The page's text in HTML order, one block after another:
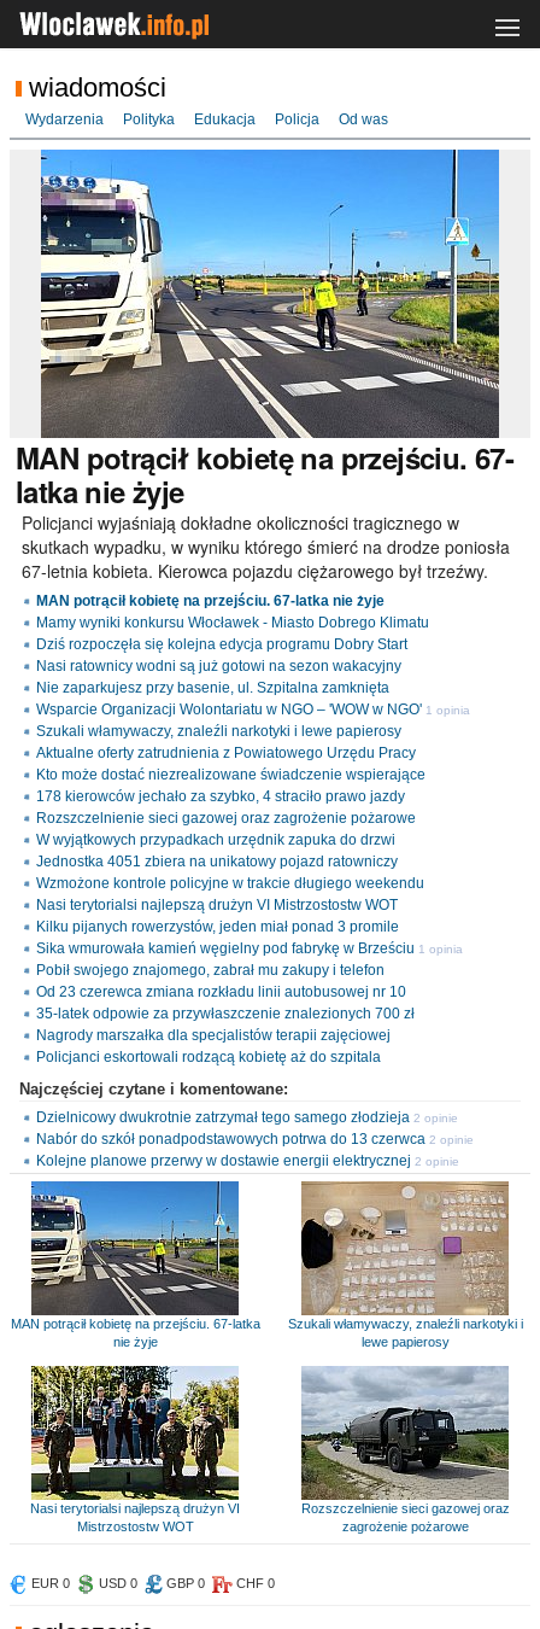
wiadomości
Wydarzenia Polityka Edukacja Policja Od was
MAN potrącił kobietę na przejściu. 67-
latka nie żyje
Policjanci wyjaśniają dokładne okoliczności tragicznego w
skutkach wypadku, w wyniku którego śmierć na drodze poniosła
67-letnia kobieta. Kierowca pojazdu ciężarowego był trzeźwy.
MAN potrącił kobietę na przejściu. 67-latka nie żyje
Mamy wyniki konkursu Włocławek - Miasto Dobrego Klimatu
Dziś rozpoczęła się kolejna edycja programu Dobry Start
Nasi ratownicy wodni są już gotowi na sezon wakacyjny
Nie zaparkujesz przy basenie, ul. Szpitalna zamknięta
Wsparcie Organizacji Wolontariatu w NGO – 'WOW w NGO' 1 opinia
Szukali włamywaczy, znaleźli narkotyki i lewe papierosy
Aktualne oferty zatrudnienia z Powiatowego Urzędu Pracy
Kto może dostać niezrealizowane świadczenie wspierające
178 kierowców jechało za szybko, 4 straciło prawo jazdy
Rozszczelnienie sieci gazowej oraz zagrożenie pożarowe
W wyjątkowych przypadkach urzędnik zapuka do drzwi
Jednostka 4051 zbiera na unikatowy pojazd ratowniczy
Wzmożone kontrole policyjne w trakcie długiego weekendu
Nasi terytorialsi najlepszą drużyn VI Mistrzostostw WOT
Kilku pijanych rowerzystów, jeden miał ponad 3 promile
Sika wmurowała kamień węgielny pod fabrykę w Brześciu 1 opinia
Pobił swojego znajomego, zabrał mu zakupy i telefon
Od 23 czerewca zmiana rozkładu linii autobusowej nr 10
35-latek odpowie za przywłaszczenie znalezionych 700 zł
Nagrody marszałka dla specjalistów terapii zajęciowej
Policjanci eskortowali rodzącą kobietę aż do szpitala
Najczęściej czytane i komentowane:
Dzielnicowy dwukrotnie zatrzymał tego samego złodzieja 2 opinie
Nabór do szkół ponadpodstawowych potrwa do 13 czerwca 2 opinie
Kolejne planowe przerwy w dostawie energii elektrycznej 2 opinie
MAN potrącił kobietę na przejściu. 67-latka
nie żyje
Szukali włamywaczy, znaleźli narkotyki i
lewe papierosy
Nasi terytorialsi najlepszą drużyn VI
Mistrzostostw WOT
Rozszczelnienie sieci gazowej oraz
zagrożenie pożarowe
EUR 0 USD 0 GBP 0 CHF 0